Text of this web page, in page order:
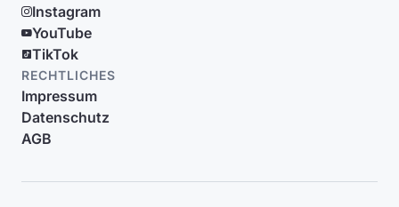
Instagram
YouTube
TikTok
RECHTLICHES
Impressum
Datenschutz
AGB